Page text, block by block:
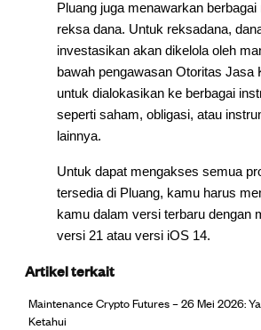
Pluang juga menawarkan
reksa dana. Untuk reksadana,
investasikan akan dikelola oleh
bawah pengawasan Otoritas Jasa
untuk dialokasikan ke berbagai
seperti saham, obligasi, atau
lainnya.
Untuk dapat mengakses semua
tersedia di Pluang, kamu harus
kamu dalam versi terbaru dengan
versi 21 atau versi iOS 14.
Artikel terkait
Maintenance Crypto Futures – 26 Mei 2026:
Ketahui